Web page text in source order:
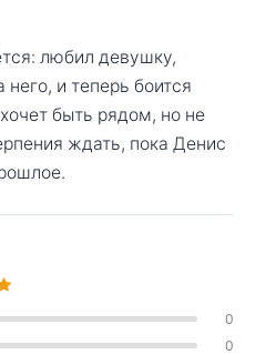
любил девушку,
и теперь боится
быть рядом, но не
ждать, пока Денис
0
0